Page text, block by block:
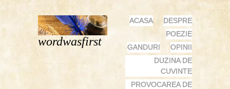
wordwasfirst
MENU
SKIP
CONTENT
ACASA
DESPRE
POEZIE
GANDURI
OPINII
DUZINA DE
CUVINTE
PROVOCAREA DE